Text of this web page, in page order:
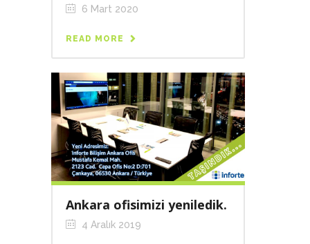
6 Mart 2020
READ MORE
Ankara ofisimizi yeniledik.
4 Aralık 2019